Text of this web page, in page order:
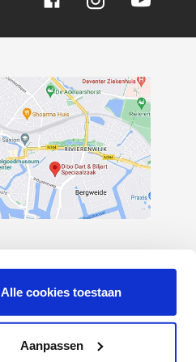
Alle cookies toestaan
Aanpassen